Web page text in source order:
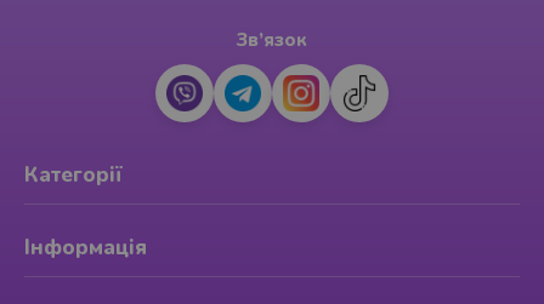
Зв’язок
Категорії
Інформація